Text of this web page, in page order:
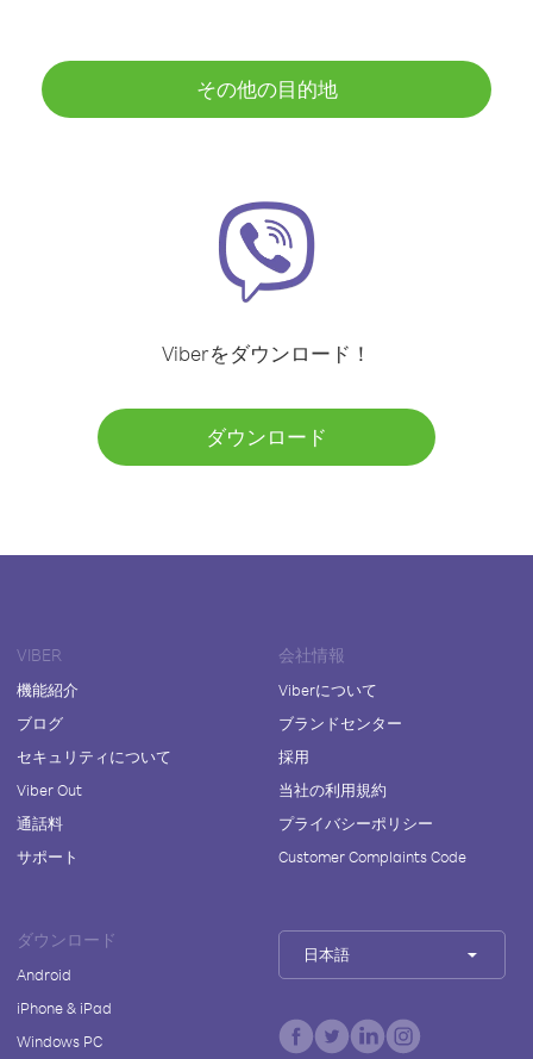
その他の目的地
Viberをダウンロード！
ダウンロード
VIBER
機能紹介
ブログ
セキュリティについて
Viber Out
通話料
サポート
会社情報
Viberについて
ブランドセンター
採用
当社の利用規約
プライバシーポリシー
Customer Complaints Code
ダウンロード
Android
iPhone & iPad
Windows PC
日本語